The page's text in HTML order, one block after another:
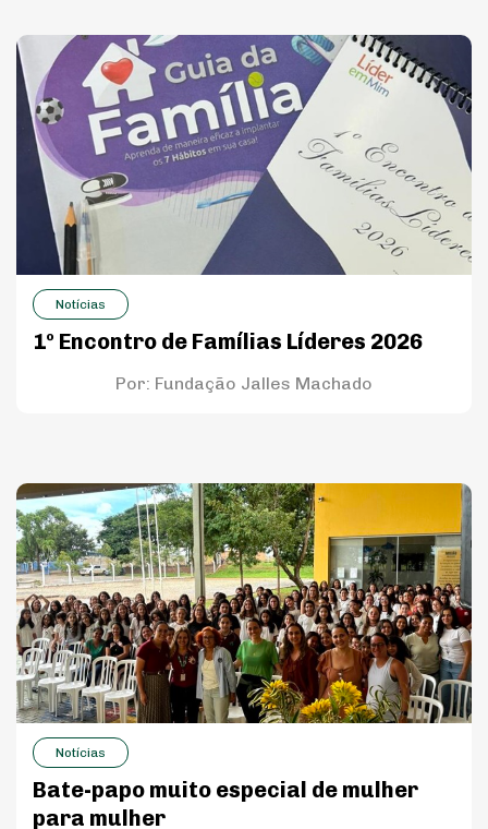
Notícias
1º Encontro de Famílias Líderes 2026
Por: Fundação Jalles Machado
Notícias
Bate-papo muito especial de mulher
para mulher